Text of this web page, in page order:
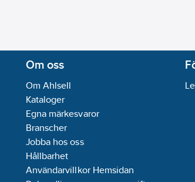
Om oss
Om Ahlsell
Kataloger
Egna märkesvaror
Branscher
Jobba hos oss
Hållbarhet
Användarvillkor Hemsidan